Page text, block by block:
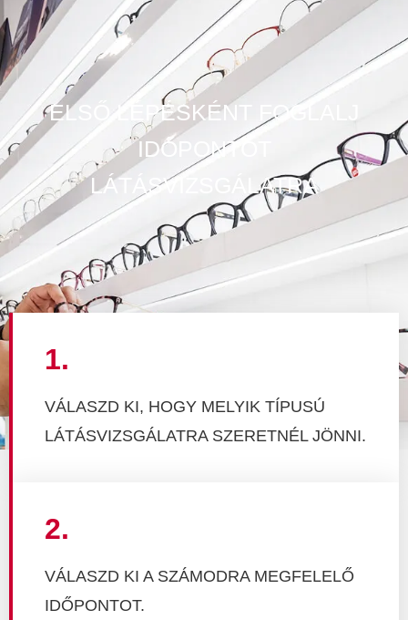
ELSŐ LÉPÉSKÉNT FOGLALJ
IDŐPONTOT
LÁTÁSVIZSGÁLATRA
1.
VÁLASZD KI, HOGY MELYIK TÍPUSÚ
LÁTÁSVIZSGÁLATRA SZERETNÉL JÖNNI.
2.
VÁLASZD KI A SZÁMODRA MEGFELELŐ
IDŐPONTOT.